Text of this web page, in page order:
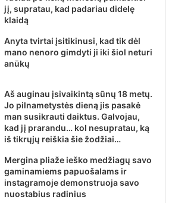
jį, supratau, kad padariau didelę
klaidą
Аnyta tvirtai įsitikinusi, kad tik dėl
mano nenoro gimdyti ji iki šiol neturi
anūkų
Aš auginau įsivaikintą sūnų 18 metų.
Jo pilnametystės dieną jis pasakė
man susikrauti daiktus. Galvojau,
kad jį prarandu… kol nesupratau, ką
iš tikrųjų reiškia šie žodžiai…
Mergina pliaže ieško medžiagų savo
gaminamiems papuošalams ir
instagramoje demonstruoja savo
nuostabius radinius